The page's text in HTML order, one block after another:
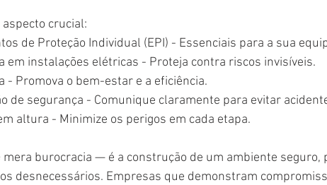
aspecto crucial:
de Proteção Individual (EPI) - Essenciais para a sua
em instalações elétricas - Proteja contra riscos invisíveis.
- Promova o bem-estar e a eficiência.
de segurança - Comunique claramente para evitar
altura - Minimize os perigos em cada etapa.
mera burocracia — é a construção de um ambiente seguro,
desnecessários. Empresas que demonstram